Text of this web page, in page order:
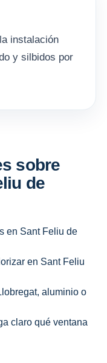
instalación
y silbidos por
sobre
de
en Sant Feliu de
en Sant Feliu
aluminio o
claro qué ventana